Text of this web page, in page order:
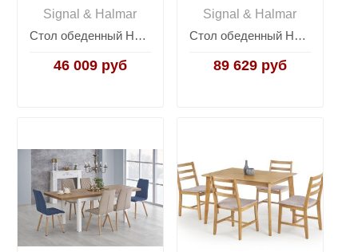
Signal & Halmar
Стол обеденный Halmar YOHANN (дуб сан ремо)
46 009 руб
Signal & Halmar
Стол обеденный Halmar MOZART 160 раскладной (белый)
89 629 руб